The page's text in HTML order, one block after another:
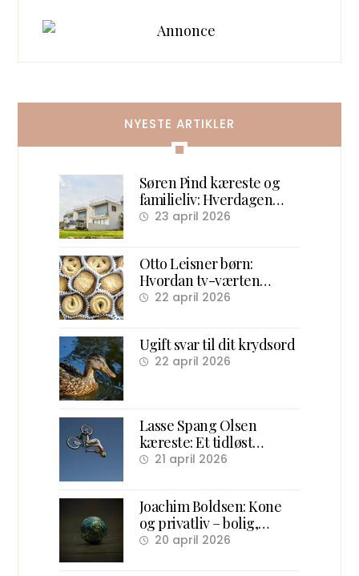
NYESTE ARTIKLER
Søren Pind kæreste og
familieliv: Hverdagen
efter politik
23 april 2026
Otto Leisner børn:
Hvordan tv-værten
samlede danske børn
22 april 2026
Ugift svar til dit krydsord
22 april 2026
Lasse Spang Olsen
kæreste: Et tidløst
overblik over hans
21 april 2026
Joachim Boldsen: Kone
og privatliv – bolig,
familie og karriere
20 april 2026